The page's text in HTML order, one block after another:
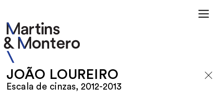
JOÃO LOUREIRO
Escala de cinzas, 2012-2013